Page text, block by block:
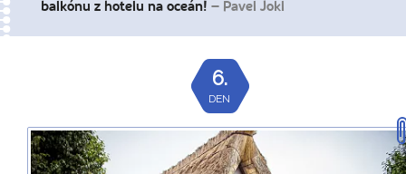
balkónu z hotelu na oceán! – Pavel Jokl
6.
DEN